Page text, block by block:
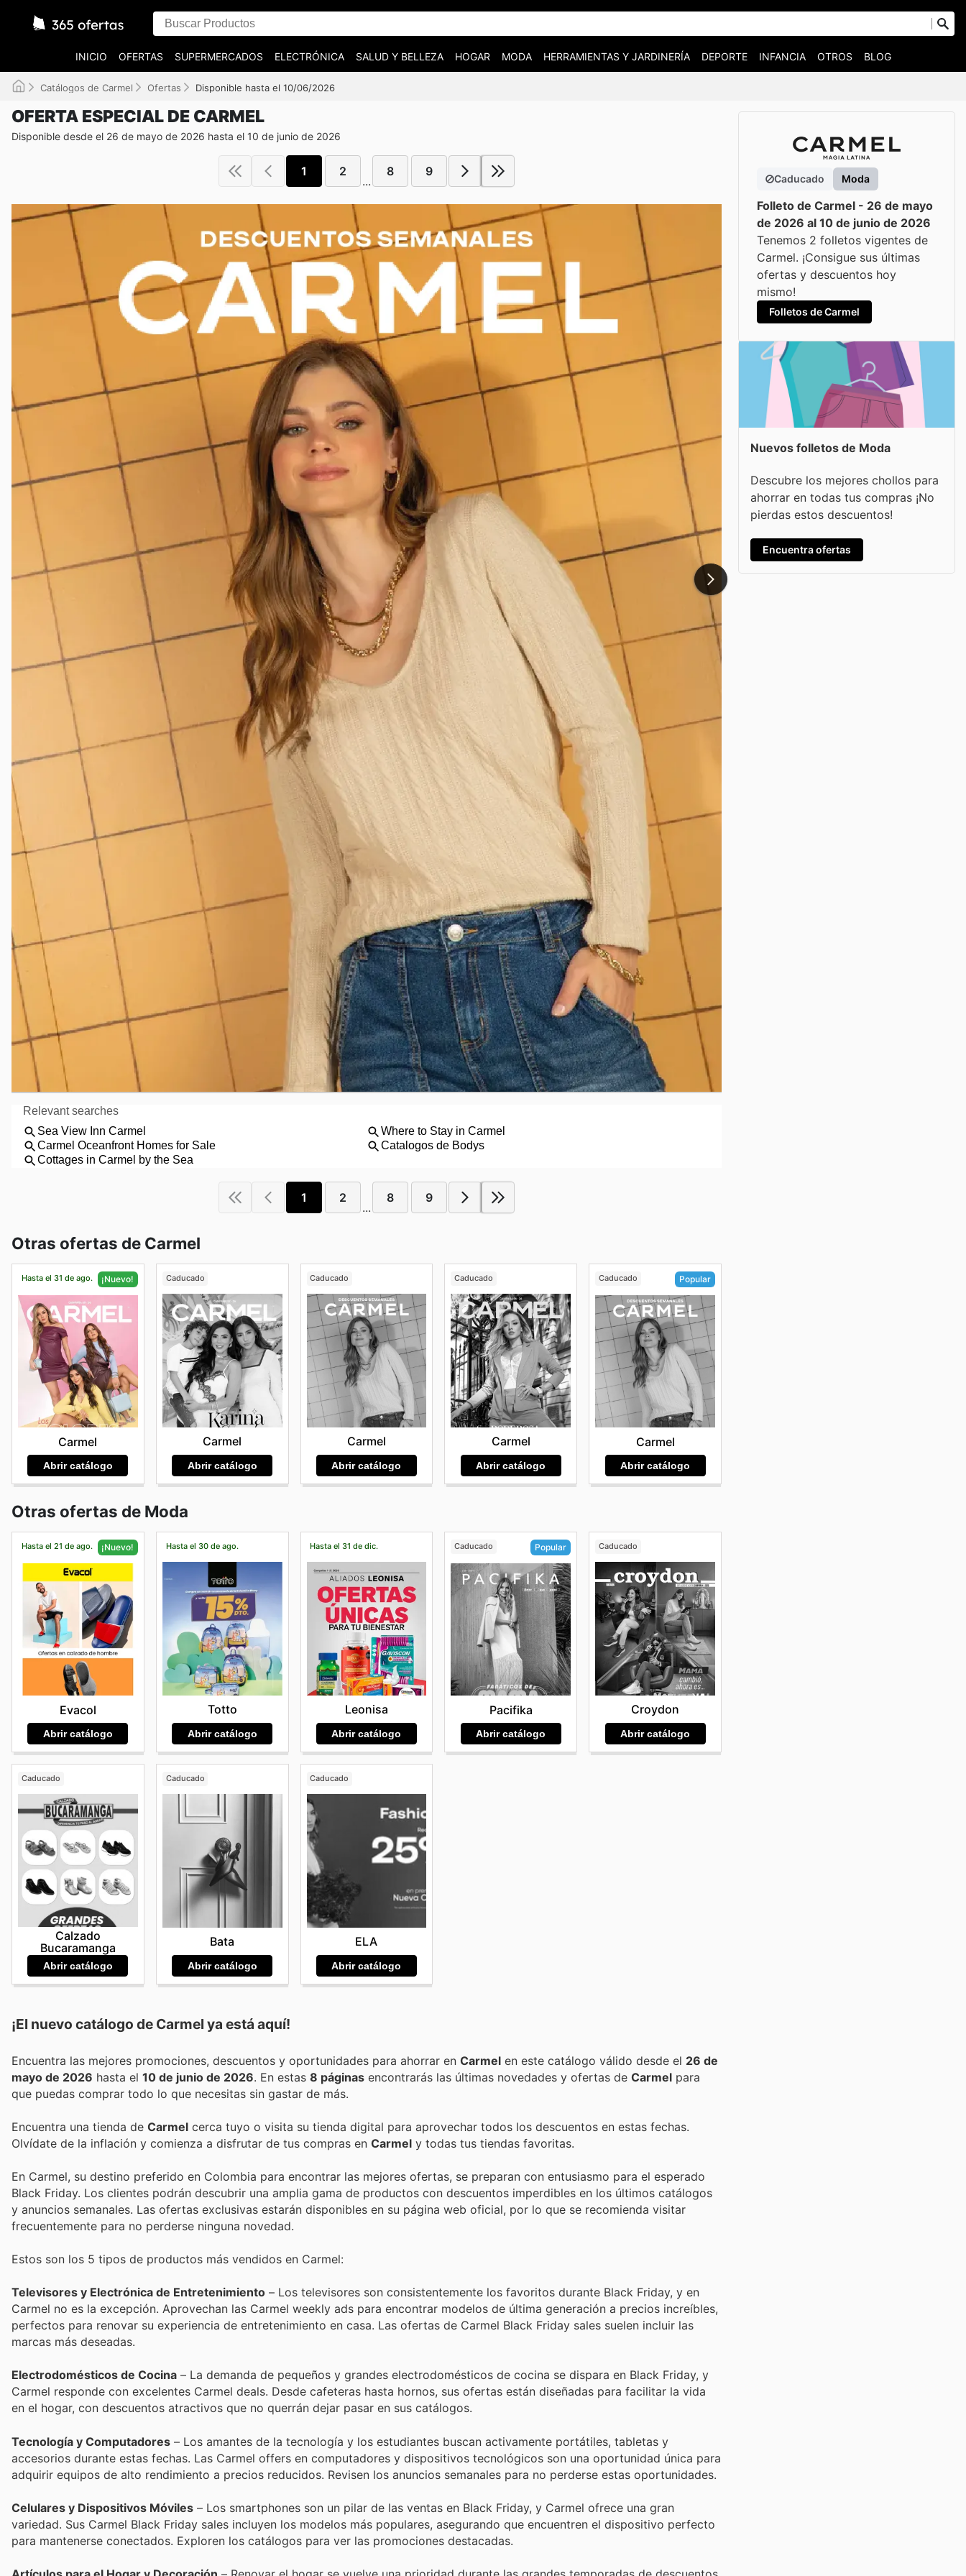
INICIO OFERTAS SUPERMERCADOS ELECTRÓNICA SALUD Y BELLEZA HOGAR MODA HERRAMIENTAS Y JARDINERÍA DEPORTE INFANCIA OTROS BLOG
Catálogos de Carmel Ofertas Disponible hasta el 10/06/2026
OFERTA ESPECIAL DE CARMEL
Disponible desde el 26 de mayo de 2026 hasta el 10 de junio de 2026
1 2
...
8 9
1 2
...
8 9
Otras ofertas de Carmel
Hasta el 31 de ago. ¡Nuevo!
Carmel
Abrir catálogo
Caducado
Carmel
Abrir catálogo
Caducado
Carmel
Abrir catálogo
Caducado
Carmel
Abrir catálogo
Caducado Popular
Carmel
Abrir catálogo
Otras ofertas de Moda
Hasta el 21 de ago. ¡Nuevo!
Evacol
Abrir catálogo
Hasta el 30 de ago.
Totto
Abrir catálogo
Hasta el 31 de dic.
Leonisa
Abrir catálogo
Caducado Popular
Pacifika
Abrir catálogo
Caducado
Croydon
Abrir catálogo
Caducado
Calzado
Bucaramanga
Abrir catálogo
Caducado
Bata
Abrir catálogo
Caducado
ELA
Abrir catálogo
¡El nuevo catálogo de Carmel ya está aquí!
Encuentra las mejores promociones, descuentos y oportunidades para ahorrar en Carmel en este catálogo válido desde el 26 de
mayo de 2026 hasta el 10 de junio de 2026 . En estas 8 páginas encontrarás las últimas novedades y ofertas de Carmel para
que puedas comprar todo lo que necesitas sin gastar de más.
Encuentra una tienda de Carmel cerca tuyo o visita su tienda digital para aprovechar todos los descuentos en estas fechas.
Olvídate de la inflación y comienza a disfrutar de tus compras en Carmel y todas tus tiendas favoritas.
En Carmel, su destino preferido en Colombia para encontrar las mejores ofertas, se preparan con entusiasmo para el esperado
Black Friday. Los clientes podrán descubrir una amplia gama de productos con descuentos imperdibles en los últimos catálogos
y anuncios semanales. Las ofertas exclusivas estarán disponibles en su página web oficial, por lo que se recomienda visitar
frecuentemente para no perderse ninguna novedad.
Estos son los 5 tipos de productos más vendidos en Carmel:
Televisores y Electrónica de Entretenimiento – Los televisores son consistentemente los favoritos durante Black Friday, y en
Carmel no es la excepción. Aprovechan las Carmel weekly ads para encontrar modelos de última generación a precios increíbles,
perfectos para renovar su experiencia de entretenimiento en casa. Las ofertas de Carmel Black Friday sales suelen incluir las
marcas más deseadas.
Electrodomésticos de Cocina – La demanda de pequeños y grandes electrodomésticos de cocina se dispara en Black Friday, y
Carmel responde con excelentes Carmel deals. Desde cafeteras hasta hornos, sus ofertas están diseñadas para facilitar la vida
en el hogar, con descuentos atractivos que no querrán dejar pasar en sus catálogos.
Tecnología y Computadores – Los amantes de la tecnología y los estudiantes buscan activamente portátiles, tabletas y
accesorios durante estas fechas. Las Carmel offers en computadores y dispositivos tecnológicos son una oportunidad única para
adquirir equipos de alto rendimiento a precios reducidos. Revisen los anuncios semanales para no perderse estas oportunidades.
Celulares y Dispositivos Móviles – Los smartphones son un pilar de las ventas en Black Friday, y Carmel ofrece una gran
variedad. Sus Carmel Black Friday sales incluyen los modelos más populares, asegurando que encuentren el dispositivo perfecto
para mantenerse conectados. Exploren los catálogos para ver las promociones destacadas.
Caducado Moda
Folleto de Carmel - 26 de mayo
de 2026 al 10 de junio de 2026
Tenemos 2 folletos vigentes de
Carmel. ¡Consigue sus últimas
ofertas y descuentos hoy
mismo!
Folletos de Carmel
Nuevos folletos de Moda
Descubre los mejores chollos para
ahorrar en todas tus compras ¡No
pierdas estos descuentos!
Encuentra ofertas